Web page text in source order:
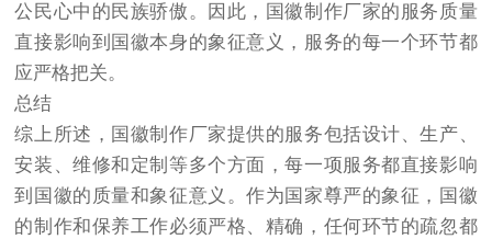
公民心中的民族骄傲。因此，国徽制作厂家的服务质量
直接影响到国徽本身的象征意义，服务的每一个环节都
应严格把关。
总结
综上所述，国徽制作厂家提供的服务包括设计、生产、
安装、维修和定制等多个方面，每一项服务都直接影响
到国徽的质量和象征意义。作为国家尊严的象征，国徽
的制作和保养工作必须严格、精确，任何环节的疏忽都